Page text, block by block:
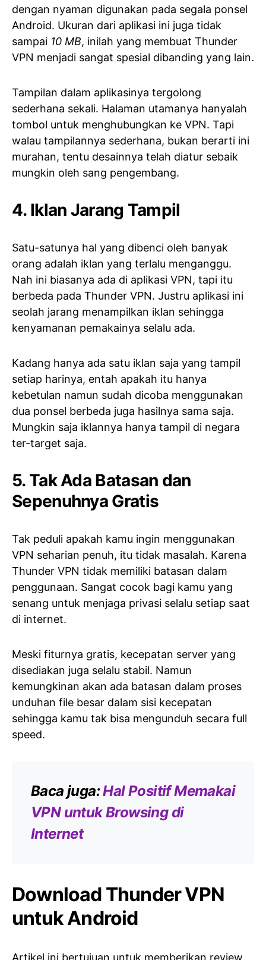
dengan nyaman digunakan pada segala ponsel
Android. Ukuran dari aplikasi ini juga tidak
sampai 10 MB, inilah yang membuat Thunder
VPN menjadi sangat spesial dibanding yang lain.
Tampilan dalam aplikasinya tergolong
sederhana sekali. Halaman utamanya hanyalah
tombol untuk menghubungkan ke VPN. Tapi
walau tampilannya sederhana, bukan berarti ini
murahan, tentu desainnya telah diatur sebaik
mungkin oleh sang pengembang.
4. Iklan Jarang Tampil
Satu-satunya hal yang dibenci oleh banyak
orang adalah iklan yang terlalu menganggu.
Nah ini biasanya ada di aplikasi VPN, tapi itu
berbeda pada Thunder VPN. Justru aplikasi ini
seolah jarang menampilkan iklan sehingga
kenyamanan pemakainya selalu ada.
Kadang hanya ada satu iklan saja yang tampil
setiap harinya, entah apakah itu hanya
kebetulan namun sudah dicoba menggunakan
dua ponsel berbeda juga hasilnya sama saja.
Mungkin saja iklannya hanya tampil di negara
ter-target saja.
5. Tak Ada Batasan dan
Sepenuhnya Gratis
Tak peduli apakah kamu ingin menggunakan
VPN seharian penuh, itu tidak masalah. Karena
Thunder VPN tidak memiliki batasan dalam
penggunaan. Sangat cocok bagi kamu yang
senang untuk menjaga privasi selalu setiap saat
di internet.
Meski fiturnya gratis, kecepatan server yang
disediakan juga selalu stabil. Namun
kemungkinan akan ada batasan dalam proses
unduhan file besar dalam sisi kecepatan
sehingga kamu tak bisa mengunduh secara full
speed.
Baca juga:Hal Positif Memakai
VPN untuk Browsing di
Internet
Download Thunder VPN
untuk Android
Artikel ini bertujuan untuk memberikan review